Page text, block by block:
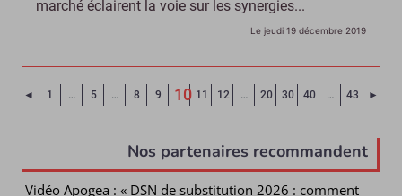
marché éclairent la voie sur les synergies...
Le jeudi 19 décembre 2019
◄ Page précédente
1 … 5 … 8 9
10 11 12 … 20 30 40 … 43 ►
Nos partenaires recommandent
Vidéo Apogea : « DSN de substitution 2026 : comment